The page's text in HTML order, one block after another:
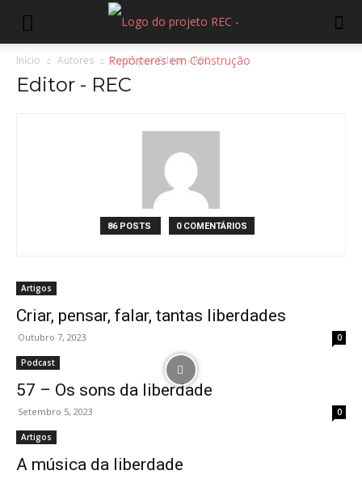
Início Autores Posts por Editor - REC
Editor - REC
86 POSTS 0 COMENTÁRIOS
Artigos
Criar, pensar, falar, tantas liberdades
Outubro 7, 2023 0
Podcast
57 – Os sons da liberdade
Setembro 5, 2023 0
Artigos
A música da liberdade